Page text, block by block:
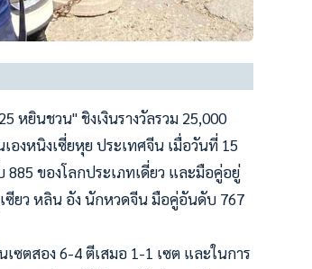
หยินชวน" ชิงเงินรางวัลรวม 25,000
องหนิงเซี่ยหุย ประเทศจีน เมื่อวันที่ 15
ของโลกประเภทเดี่ยว และมือคู่อยู่
ซียว หลิน อัง นักหวดจีน มือคู่อันดับ 767
ซตสอง 6-4 ตีเสมอ 1-1 เซต และในการ